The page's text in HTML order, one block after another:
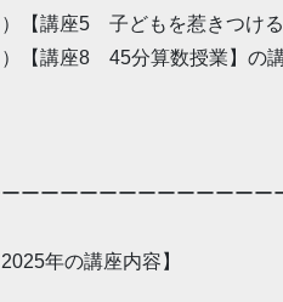
）【講座5 子どもを惹きつけ
）【講座8 45分算数授業】の
ーーーーーーーーーーーーー
2025年の講座内容】